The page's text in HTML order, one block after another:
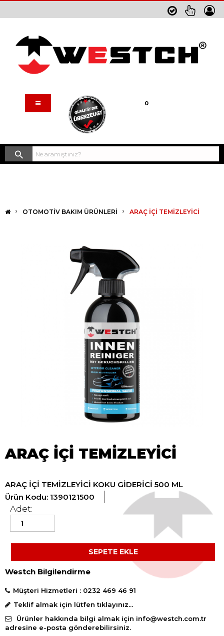
0
OTOMOTIV BAKIM ÜRÜNLERI ARAÇ İÇİ TEMİZLEYİCİ
ARAÇ İÇİ TEMİZLEYİCİ
ARAÇ İÇİ TEMİZLEYİCİ KOKU GİDERİCİ 500 ML
Ürün Kodu: 1390121500
Adet:
SEPETE EKLE
Westch Bilgilendirme
Müşteri Hizmetleri : 0232 469 46 91
Teklif almak için lütfentıklayınız...
Ürünler hakkında bilgi almak için info@westch.com.tr
adresine e-posta gönderebilirsiniz.